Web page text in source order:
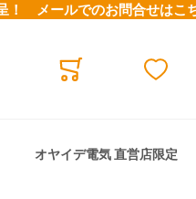
！ メールでのお問合せは
オヤイデ電気 直営店限定